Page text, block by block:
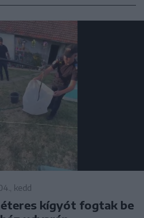
kedd
kígyót fogtak be